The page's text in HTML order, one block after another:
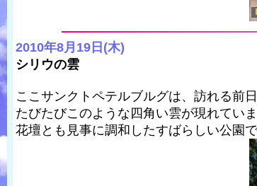
2010年8月19日(木)
シリウの雲
ここサンクトペテルブルグは、訪れる前
たびたびこのような四角い雲が現れてい
花壇とも見事に調和したすばらしい公園で